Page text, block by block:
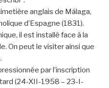
anglais de Málaga,
d’Espagne (1831).
il est installé face à la
On peut le visiter ainsi que
par l’inscription
(24-XII-1958 – 23-I-